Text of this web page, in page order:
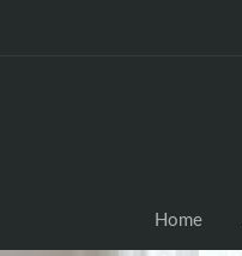
Home